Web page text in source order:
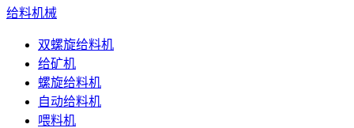
给料机械
双螺旋给料机
给矿机
螺旋给料机
自动给料机
喂料机